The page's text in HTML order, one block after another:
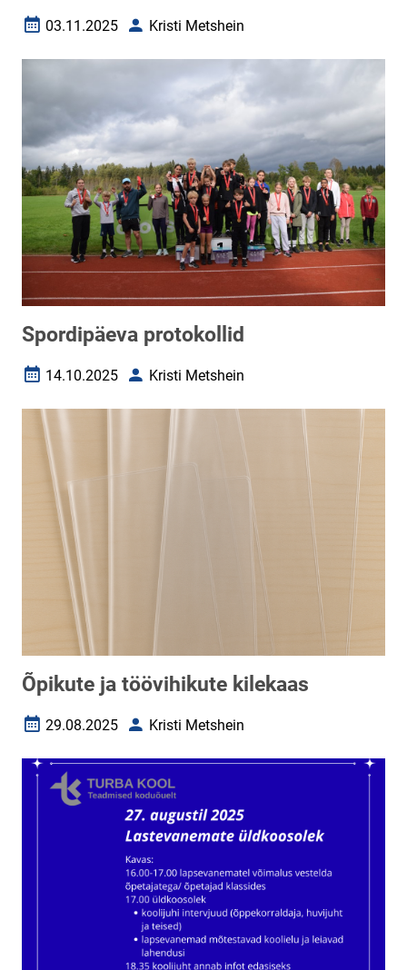
Loomise kuupäev
03.11.2025 AutorKristi Metshein
Spordipäeva protokollid
Loomise kuupäev
14.10.2025 AutorKristi Metshein
Õpikute ja töövihikute kilekaas
Loomise kuupäev
29.08.2025 AutorKristi Metshein